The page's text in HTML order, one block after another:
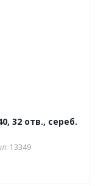
32 отв., сереб.
13349